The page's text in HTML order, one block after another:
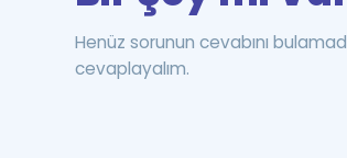
Henüz sorunun cevabını
cevaplayalım.